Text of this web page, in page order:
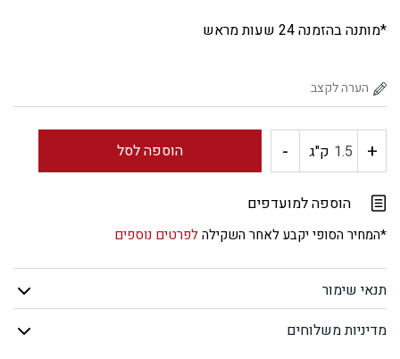
*מותנה בהזמנה 24 שעות מראש
+ כמות
פילה
ממולא
ערמונים
ק"ג - הוספה לסל
הוספה למועדפים
*המחיר הסופי יקבע לאחר השקילהלפרטים נוספים
תנאי שימור
מדיניות משלוחים